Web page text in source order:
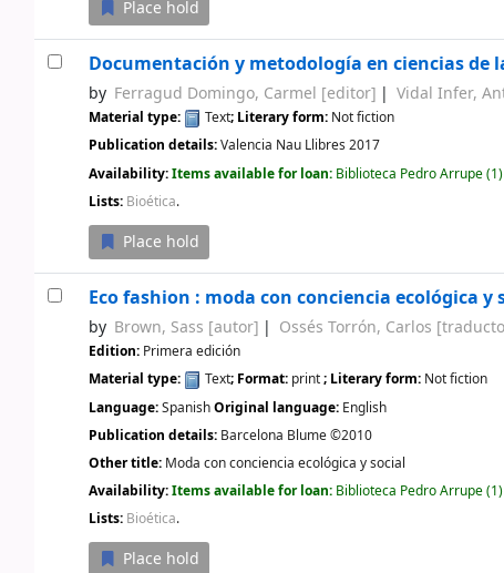
Place hold
Documentación y metodología en ciencias de
by Ferragud Domingo, Carmel [editor] Vidal Infer,
Material type: Text; Literary form: Not fiction
Publication details:Valencia Nau Llibres 2017
Availability:Items available for loan: Biblioteca Pedro Arrupe(1)
Lists: Bioética.
Place hold
Eco fashion : moda con conciencia ecológica y
by Brown, Sass [autor] Ossés Torrón, Carlos
Edition: Primera edición
Material type:
Text; Format: print; Literary form: Not fiction
Language:SpanishOriginal language: English
Publication details: Barcelona Blume©2010
Other title: Moda con conciencia ecológica y social
Availability:Items available for loan: Biblioteca Pedro Arrupe(1)
Lists: Bioética.
Place hold